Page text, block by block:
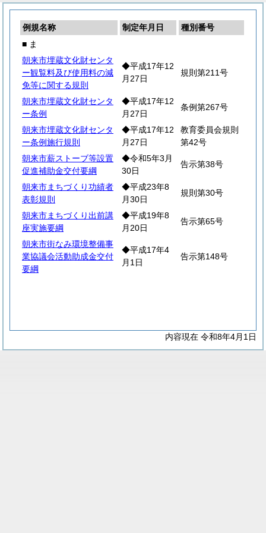
例規名称 制定年月日
種別番号
■ ま
朝来市埋蔵文化財センタ
ー観覧料及び使用料の減
免等に関する規則
◆平成17年12
月27日
規則第211号
朝来市埋蔵文化財センタ
ー条例
◆平成17年12
月27日
条例第267号
朝来市埋蔵文化財センタ
ー条例施行規則
◆平成17年12
月27日
教育委員会規則
第42号
朝来市薪ストーブ等設置
促進補助金交付要綱
◆令和5年3月
30日
告示第38号
朝来市まちづくり功績者
表彰規則
◆平成23年8
月30日
規則第30号
朝来市まちづくり出前講
座実施要綱
◆平成19年8
月20日
告示第65号
朝来市街なみ環境整備事
業協議会活動助成金交付
要綱
◆平成17年4
月1日
告示第148号
内容現在 令和8年4月1日